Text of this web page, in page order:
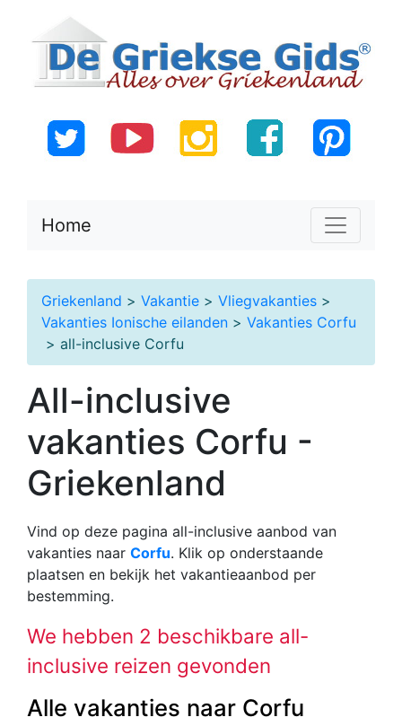
Home
Griekenland > Vakantie > Vliegvakanties >
Vakanties Ionische eilanden > Vakanties Corfu
> all-inclusive Corfu
All-inclusive
vakanties Corfu -
Griekenland
Vind op deze pagina all-inclusive aanbod van
vakanties naar Corfu. Klik op onderstaande
plaatsen en bekijk het vakantieaanbod per
bestemming.
We hebben 2 beschikbare all-
inclusive reizen gevonden
Alle vakanties naar Corfu